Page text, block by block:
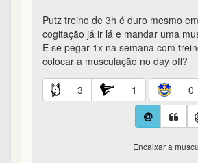
Putz treino de 3h é duro mesmo
cogitação já ir lá e mandar uma
E se pegar 1x na semana com
colocar a musculação no day off?
3 1 0
Encaixar a